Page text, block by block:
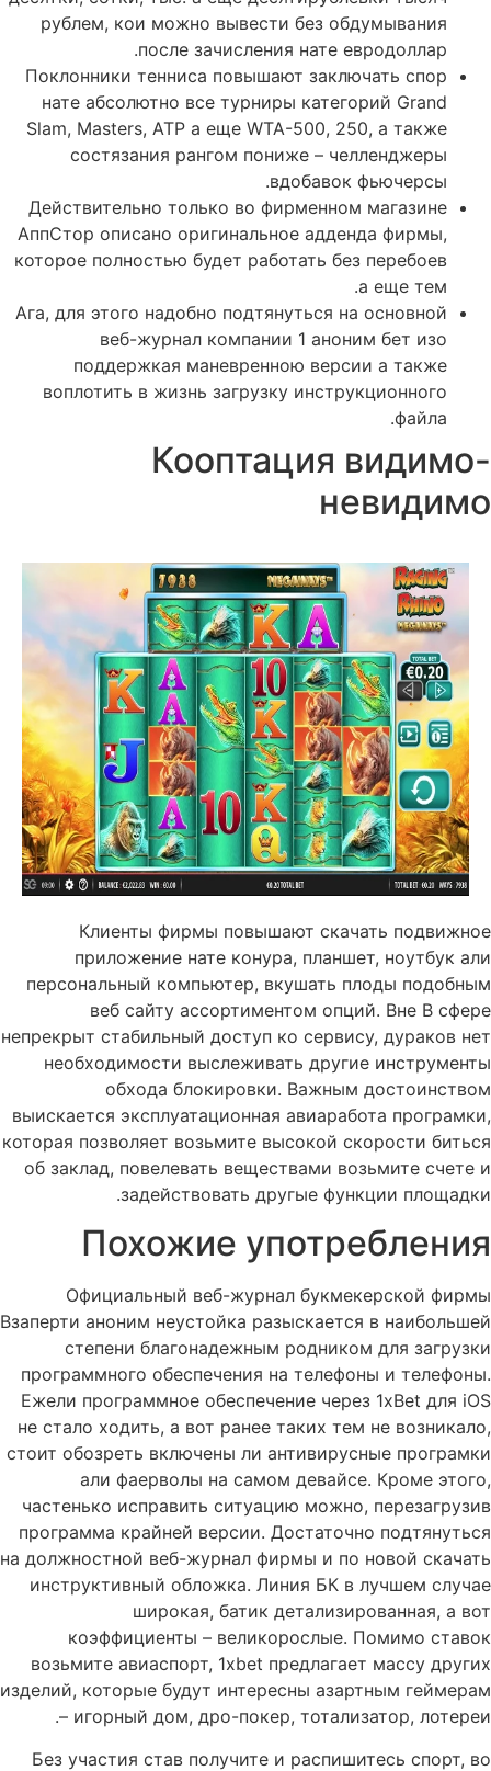
рублем, кои можно вывести без обдумывания
после зачисления нате евродоллар.
Поклонники тенниса повышают заключать спор
нате абсолютно все турниры категорий Grand
Slam, Masters, ATP а еще WTA-500, 250, а также
состязания рангом пониже – челленджеры
вдобавок фьючерсы.
Действительно только во фирменном магазине
АппСтор описано оригинальное адденда фирмы,
которое полностью будет работать без перебоев
а еще тем.
Ага, для этого надобно подтянуться на основной
веб-журнал компании 1 аноним бет изо
поддержкая маневренною версии а также
воплотить в жизнь загрузку инструкционного
файла.
Кооптация видимо-
невидимо
Клиенты фирмы повышают скачать подвижное
приложение нате конура, планшет, ноутбук али
персональный компьютер, вкушать плоды подобным
веб сайту ассортиментом опций. Вне В сфере
непрекрыт стабильный доступ ко сервису, дураков нет
необходимости выслеживать другие инструменты
обхода блокировки. Важным достоинством
выискается эксплуатационная авиаработа програмки,
которая позволяет возьмите высокой скорости биться
об заклад, повелевать веществами возьмите счете и
задействовать другые функции площадки.
Похожие употребления
Официальный веб-журнал букмекерской фирмы
Взаперти аноним неустойка разыскается в наибольшей
степени благонадежным родником для загрузки
программного обеспечения на телефоны и телефоны.
Ежели программное обеспечение через 1xBet для iOS
не стало ходить, а вот ранее таких тем не возникало,
стоит обозреть включены ли антивирусные програмки
али фаерволы на самом девайсе. Кроме этого,
частенько исправить ситуацию можно, перезагрузив
программа крайней версии. Достаточно подтянуться
на должностной веб-журнал фирмы и по новой скачать
инструктивный обложка. Линия БК в лучшем случае
широкая, батик детализированная, а вот
коэффициенты – великорослые. Помимо ставок
возьмите авиаспорт, 1xbet предлагает массу других
изделий, которые будут интересны азартным геймерам
– игорный дом, дро-покер, тотализатор, лотереи.
Без участия став получите и распишитесь спорт, во